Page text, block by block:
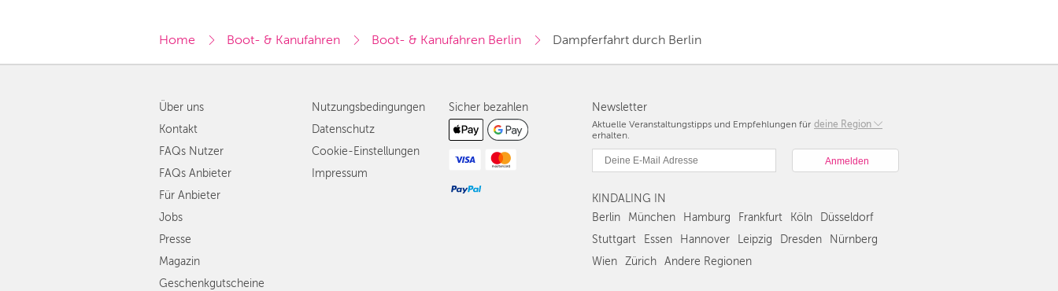
Home Boot- & Kanufahren Boot- & Kanufahren Berlin Dampferfahrt durch Berlin
Newsletter
Aktuelle Veranstaltungstipps und Empfehlungen für deine Region
Berlin
Hamburg
Düsseldorf
Stuttgart
erhalten.
KINDALING IN
Berlin
München Hamburg Frankfurt Köln
Düsseldorf
Stuttgart
Essen Hannover Leipzig Dresden
Nürnberg
Wien
Zürich Andere Regionen
Über uns
Kontakt
FAQs Nutzer
FAQs Anbieter
Für Anbieter
Jobs
Presse
Magazin
Geschenkgutscheine
Nutzungsbedingungen
Datenschutz
Cookie-Einstellungen
Impressum
Sicher bezahlen